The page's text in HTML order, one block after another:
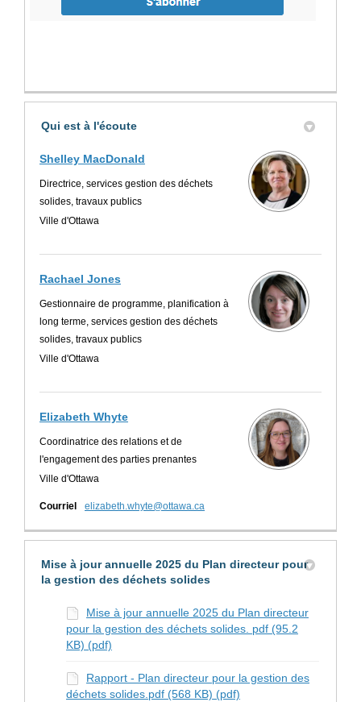
Qui est à l'écoute
Shelley MacDonald
Directrice, services gestion des déchets
solides, travaux publics
Ville d'Ottawa
Rachael Jones
Gestionnaire de programme, planification à
long terme, services gestion des déchets
solides, travaux publics
Ville d'Ottawa
Elizabeth Whyte
Coordinatrice des relations et de
l'engagement des parties prenantes
Ville d'Ottawa
Courriel elizabeth.whyte@ottawa.ca
Mise à jour annuelle 2025 du Plan directeur pour
la gestion des déchets solides
Mise à jour annuelle 2025 du Plan directeur
pour la gestion des déchets solides. pdf (95.2
KB) (pdf)
Rapport - Plan directeur pour la gestion des
déchets solides.pdf (568 KB) (pdf)